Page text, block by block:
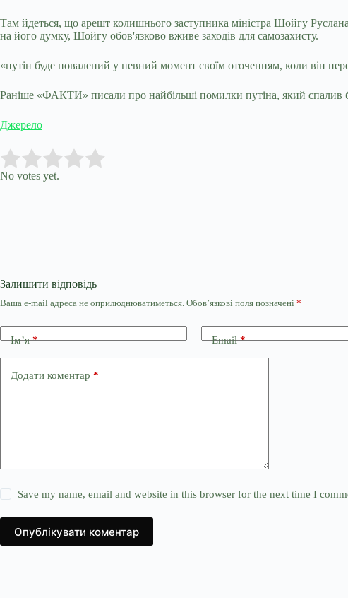
Там йдеться, що арешт колишнього заступника міністра Шойгу
на його думку, Шойгу обов'язково вживе заходів для самозахисту.
«путін буде повалений у певний момент своїм оточенням, коли він
Раніше «ФАКТИ» писали про найбільші помилки путіна, який спалив
Джерело
Rate this item:
No votes yet.
Залишити відповідь
Ваша e-mail адреса не оприлюднюватиметься. Обов’язкові поля позначені *
Ім’я* Email*
Додати коментар *
Save my name, email and website in this browser for the next time I
Опублікувати коментар